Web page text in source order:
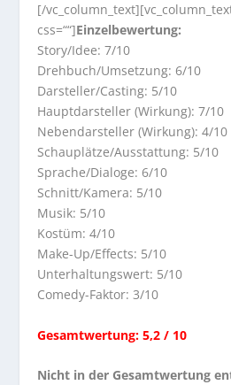
[/
css=““]Einzelbewertung:
Story/Idee: 7/10
Drehbuch/Umsetzung: 6/10
Darsteller/Casting: 5/10
Hauptdarsteller (Wirkung): 7/10
Nebendarsteller (Wirkung): 4/10
Schauplätze/Ausstattung: 5/10
Sprache/Dialoge: 6/10
Schnitt/Kamera: 5/10
Musik: 5/10
Kostüm: 4/10
Make-Up/Effects: 5/10
Unterhaltungswert: 5/10
Comedy-Faktor: 3/10
Gesamtwertung: 5,2 / 10
Nicht in der Gesamtwertung